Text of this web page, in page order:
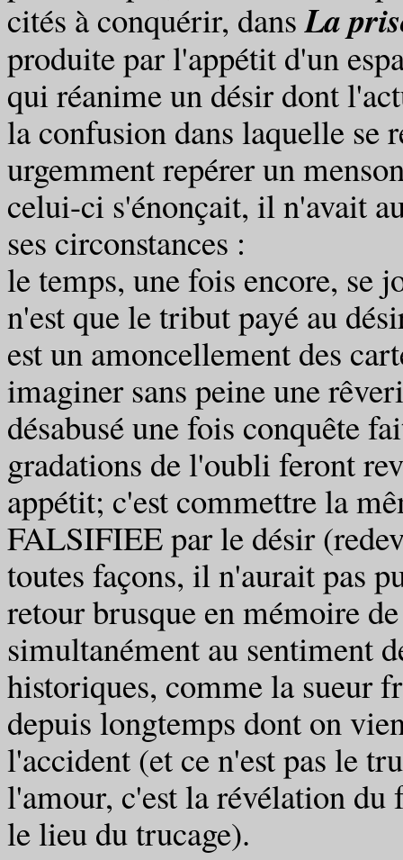
cités à conquérir, dansLa
produite par l'appétit d'un
qui réanime un désir dont
la confusion dans laquelle se
urgemment repérer un
celui-ci s'énonçait, il n'avait
ses circonstances :
le temps, une fois encore, se
n'est que le tribut payé au
est un amoncellement des
imaginer sans peine une
désabusé une fois conquête
gradations de l'oubli feront
appétit; c'est commettre la
FALSIFIEE par le désir
toutes façons, il n'aurait pas
retour brusque en mémoire
simultanément au sentiment
historiques, comme la sueur
depuis longtemps dont on
l'accident (et ce n'est pas le
l'amour, c'est la révélation
le lieu du trucage).